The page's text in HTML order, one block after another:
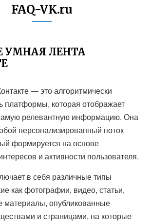
FAQ-VK.ru
УМНАЯ ЛЕНТА
— это алгоритмически
платформы, которая отображает
релевантную информацию. Она
персонализированный поток
формируется на основе
и активности пользователя.
в себя различные типы
как фотографии, видео, статьи,
материалы, опубликованные
и страницами, на которые